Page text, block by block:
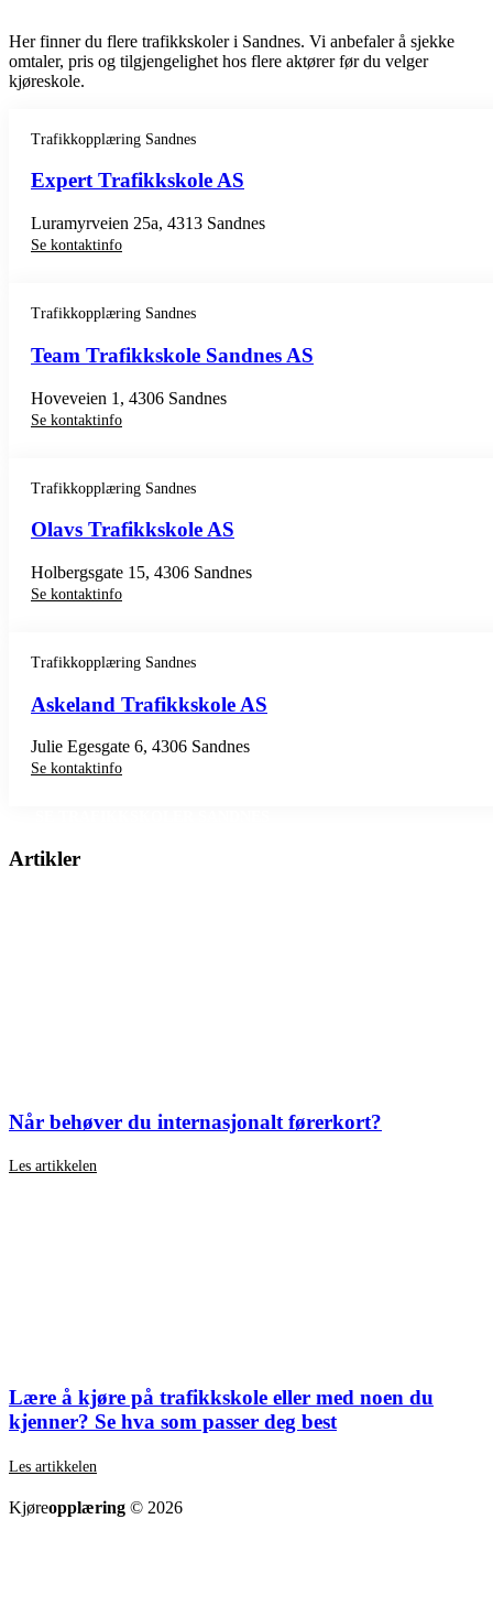
Her finner du flere trafikkskoler i Sandnes. Vi anbefaler å sjekke
omtaler, pris og tilgjengelighet hos flere aktører før du velger
kjøreskole.
Trafikkopplæring Sandnes
Expert Trafikkskole AS
Luramyrveien 25a, 4313 Sandnes
Se kontaktinfo
Trafikkopplæring Sandnes
Team Trafikkskole Sandnes AS
Hoveveien 1, 4306 Sandnes
Se kontaktinfo
Trafikkopplæring Sandnes
Olavs Trafikkskole AS
Holbergsgate 15, 4306 Sandnes
Se kontaktinfo
Trafikkopplæring Sandnes
Askeland Trafikkskole AS
Julie Egesgate 6, 4306 Sandnes
Se kontaktinfo
Artikler
Når behøver du internasjonalt førerkort?
Les artikkelen
Lære å kjøre på trafikkskole eller med noen du
kjenner? Se hva som passer deg best
Les artikkelen
Kjøreopplæring © 2026